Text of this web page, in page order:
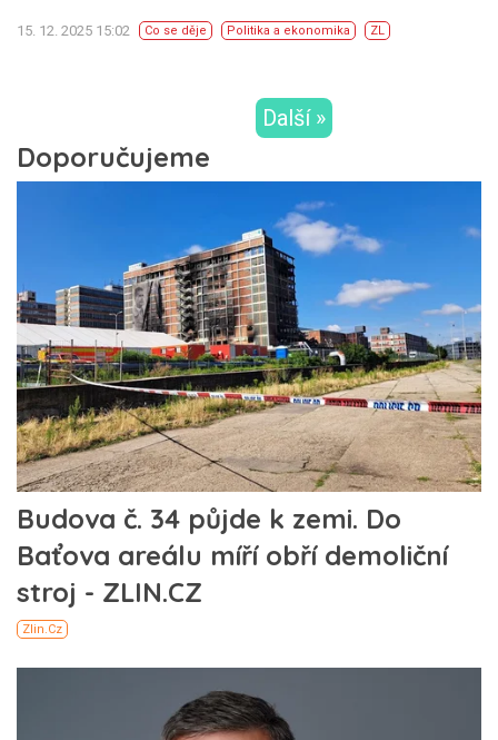
15. 12. 2025 15:02 Co se děje Politika a ekonomika ZL
Další »